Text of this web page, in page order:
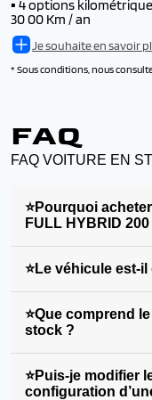
▪️ 4 options
30 00 Km / an
Je souhaite en savoir
* Sous conditions, nous
FAQ
FAQ VOITURE EN
⭐Pourquoi
FULL HYBRID
⭐Le véhicule est-
⭐Que comprend
stock ?
⭐Puis-je modifier
configuration